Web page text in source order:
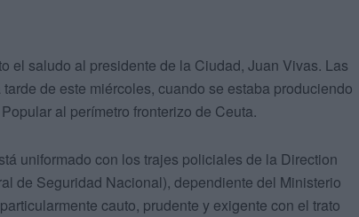
el saludo al presidente de la Ciudad, Juan Vivas. Las
de este miércoles, cuando se estaba produciendo
al perímetro fronterizo de Ceuta.
uniformado con los trajes policiales de la Direction
de Seguridad Nacional), dependiente del Ministerio
cauto, prudente y exigente con el trato